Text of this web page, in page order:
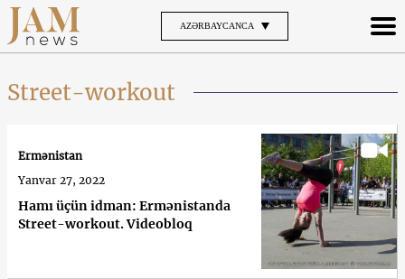
AZƏRBAYCANCA
Street-workout
Hamı üçün idman: Ermənistanda
Street-workout. Videobloq
Ermənistan
Yanvar 27, 2022